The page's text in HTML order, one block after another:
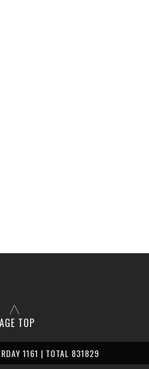
TOP
1161 | TOTAL 831829